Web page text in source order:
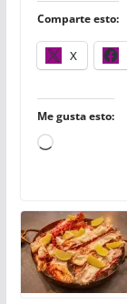
Comparte esto:
X
Me gusta esto:
C
g
a
n
d